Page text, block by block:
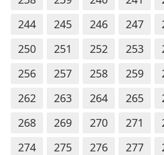
244
245 246 247
250
251 252 253
256
257 258 259
262
263 264 265
268
269 270 271
274
275 276 277